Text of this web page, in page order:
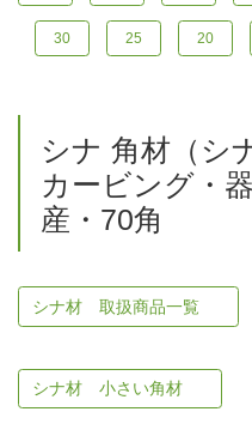
30 25 20
シナ 角材（シ
カービング・
産・70角
シナ材 取扱商品一覧
シナ材 小さい角材